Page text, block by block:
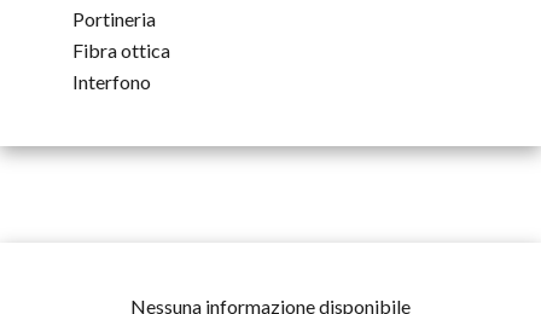
Portineria
Fibra ottica
Interfono
Nessuna informazione disponibile